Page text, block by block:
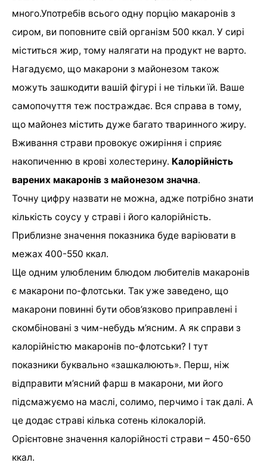
много.Употребів всього одну порцію макаронів з
сиром, ви поповните свій організм 500 ккал. У сирі
міститься жир, тому налягати на продукт не варто.
Нагадуємо, що макарони з майонезом також
можуть зашкодити вашій фігурі і не тільки їй. Ваше
самопочуття теж постраждає. Вся справа в тому,
що майонез містить дуже багато тваринного жиру.
Вживання страви провокує ожиріння і сприяє
накопиченню в крові холестерину. Калорійність
варених макаронів з майонезом значна.
Точну цифру назвати не можна, адже потрібно знати
кількість соусу у страві і його калорійність.
Приблизне значення показника буде варіювати в
межах 400-550 ккал.
Ще одним улюбленим блюдом любителів макаронів
є макарони по-флотськи. Так уже заведено, що
макарони повинні бути обов’язково приправлені і
скомбіновані з чим-небудь м’ясним. А як справи з
калорійністю макаронів по-флотськи? І тут
показники буквально «зашкалюють». Перш, ніж
відправити м’ясний фарш в макарони, ми його
підсмажуємо на маслі, солимо, перчимо і так далі. А
це додає страві кілька сотень кілокалорій.
Орієнтовне значення калорійності страви – 450-650
ккал.